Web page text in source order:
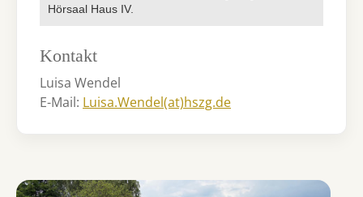
Hörsaal Haus IV.
Kontakt
Luisa Wendel
E-Mail: Luisa.Wendel(at)hszg.de